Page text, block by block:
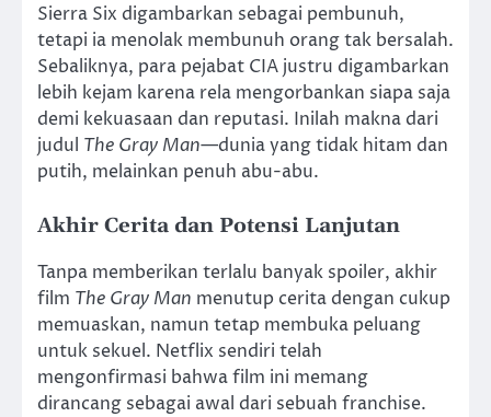
Sierra Six digambarkan sebagai pembunuh,
tetapi ia menolak membunuh orang tak bersalah.
Sebaliknya, para pejabat CIA justru digambarkan
lebih kejam karena rela mengorbankan siapa saja
demi kekuasaan dan reputasi. Inilah makna dari
judul The Gray Man—dunia yang tidak hitam dan
putih, melainkan penuh abu-abu.
Akhir Cerita dan Potensi Lanjutan
Tanpa memberikan terlalu banyak spoiler, akhir
film The Gray Man menutup cerita dengan cukup
memuaskan, namun tetap membuka peluang
untuk sekuel. Netflix sendiri telah
mengonfirmasi bahwa film ini memang
dirancang sebagai awal dari sebuah franchise.